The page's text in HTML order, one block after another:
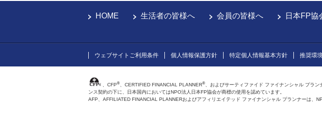
HOME 生活者の皆様へ 会員の皆様へ 日本FP協
ウェブサイトご利用条件 個人情報保護方針 特定個人情報基本方針 推奨環
、CFP®、CERTIFIED FINANCIAL PLANNER®、およびサーティファイド ファイナンシャル プラン
ンス契約の下に、日本国内においてはNPO法人日本FP協会が商標の使用を認めています。
AFP、AFFILIATED FINANCIAL PLANNERおよびアフィリエイテッド ファイナンシャル プランナーは、